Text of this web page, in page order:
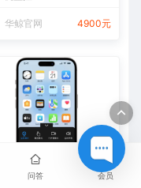
华鲸官网 4900元
问答 会员